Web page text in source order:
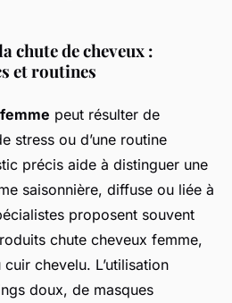
chute de cheveux :
et routines
peut résulter de
stress ou d’une routine
précis aide à distinguer une
saisonnière, diffuse ou liée à
proposent souvent
chute cheveux femme,
chevelu. L’utilisation
doux, de masques